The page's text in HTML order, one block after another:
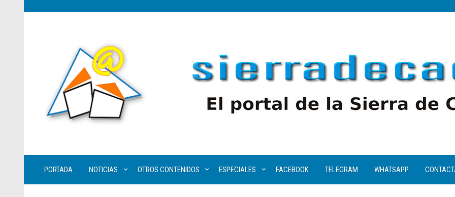
PORTADA NOTICIAS OTROS CONTENIDOS ESPECIALES FACEBOOK TELEGRAM WHATSAPP